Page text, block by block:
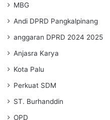
MBG
Andi DPRD Pangkalpinang
anggaran DPRD 2024 2025
Anjasra Karya
Kota Palu
Perkuat SDM
ST. Burhanddin
OPD